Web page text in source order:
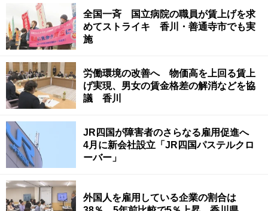
全国一斉 国立病院の職員が賃上げを求
めてストライキ 香川・善通寺市でも実
施
労働環境の改善へ 物価高を上回る賃上
げ実現、男女の賃金格差の解消などを協
議 香川
JR四国が障害者のさらなる雇用促進へ
4月に新会社設立「JR四国パステルクロ
ーバー」
外国人を雇用している企業の割合は